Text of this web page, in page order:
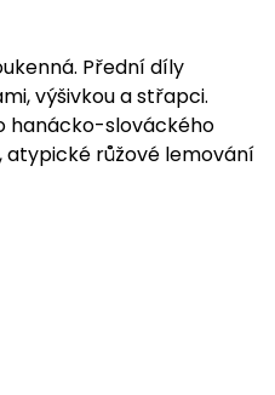
Přední díly
výšivkou a střapci.
hanácko-slováckého
atypické růžové lemování
dílu. Přednice
výpustkové s dolní
zakončený